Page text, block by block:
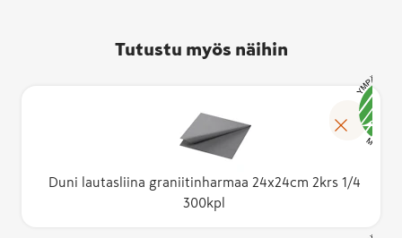
Tutustu myös näihin
Duni lautasliina graniitinharmaa 24x24cm 2krs 1/4
300kpl